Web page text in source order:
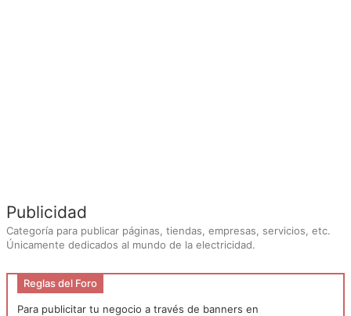
Publicidad
Categoría para publicar páginas, tiendas, empresas, servicios, etc.
Únicamente dedicados al mundo de la electricidad.
Reglas del Foro
Para publicitar tu negocio a través de banners en